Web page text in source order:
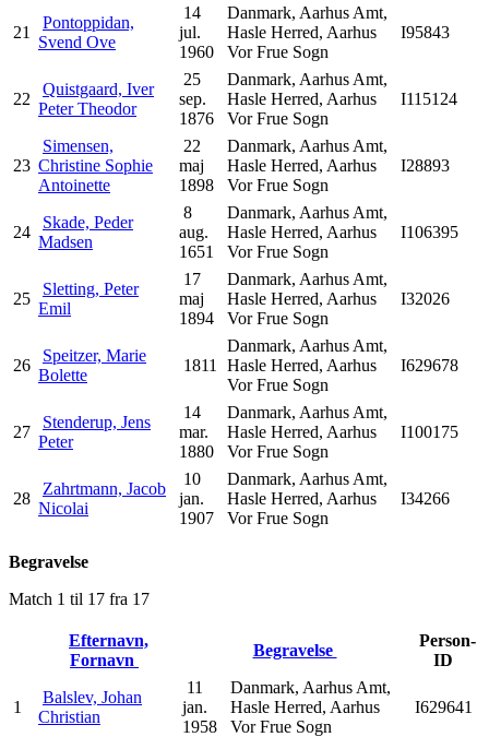
21
Pontoppidan,
Svend Ove
14
jul.
1960
Danmark, Aarhus Amt,
Hasle Herred, Aarhus
Vor Frue Sogn
I95843
22
Quistgaard, Iver
Peter Theodor
25
sep.
1876
Danmark, Aarhus Amt,
Hasle Herred, Aarhus
Vor Frue Sogn
I115124
23
Simensen,
Christine Sophie
Antoinette
22
maj
1898
Danmark, Aarhus Amt,
Hasle Herred, Aarhus
Vor Frue Sogn
I28893
24
Skade, Peder
Madsen
8
aug.
1651
Danmark, Aarhus Amt,
Hasle Herred, Aarhus
Vor Frue Sogn
I106395
25
Sletting, Peter
Emil
17
maj
1894
Danmark, Aarhus Amt,
Hasle Herred, Aarhus
Vor Frue Sogn
I32026
26
Speitzer, Marie
Bolette
1811
Danmark, Aarhus Amt,
Hasle Herred, Aarhus
Vor Frue Sogn
I629678
27
Stenderup, Jens
Peter
14
mar.
1880
Danmark, Aarhus Amt,
Hasle Herred, Aarhus
Vor Frue Sogn
I100175
28
Zahrtmann, Jacob
Nicolai
10
jan.
1907
Danmark, Aarhus Amt,
Hasle Herred, Aarhus
Vor Frue Sogn
I34266
Begravelse
Match 1 til 17 fra 17
Efternavn,
Fornavn
Begravelse
Person-
ID
1
Balslev, Johan
Christian
11
jan.
1958
Danmark, Aarhus Amt,
Hasle Herred, Aarhus
Vor Frue Sogn
I629641